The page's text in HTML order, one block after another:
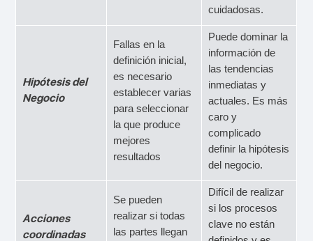
cuidadosas.
Hipótesis del
Negocio
Fallas en la
definición inicial,
es necesario
establecer varias
para seleccionar
la que produce
mejores
resultados
Puede dominar la
información de
las tendencias
inmediatas y
actuales. Es más
caro y
complicado
definir la hipótesis
del negocio.
Acciones
coordinadas
Se pueden
realizar si todas
las partes llegan
Difícil de realizar
si los procesos
clave no están